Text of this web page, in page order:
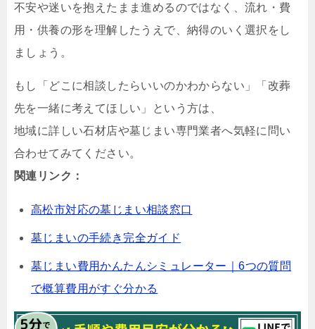
不安や迷いを抱えたまま進めるのではなく、流れ・費
用・供養の形を理解したうえで、納得のいく選択をし
ましょう。
もし「どこに相談したらいいのかわからない」「改葬
先を一緒に考えてほしい」という方は、
地域に詳しい石材店や墓じまい専門業者へ気軽に問い
合わせてみてください。
関連リンク：
高松市対応の墓じまい相談窓口
墓じまいの手続き完全ガイド
墓じまい費用かんたんシミュレーター｜6つの質問
で概算費用がすぐ分かる